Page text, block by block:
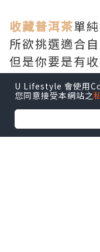
收藏普洱茶單
所欲挑選適合自
但是你要是有
就要考慮比較
和市場交易活
U Lifestyle 會使用
您同意接受本網站之